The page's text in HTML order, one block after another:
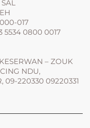
017
0800 0017
– ZOUK
NDU,
09-220330 09220331